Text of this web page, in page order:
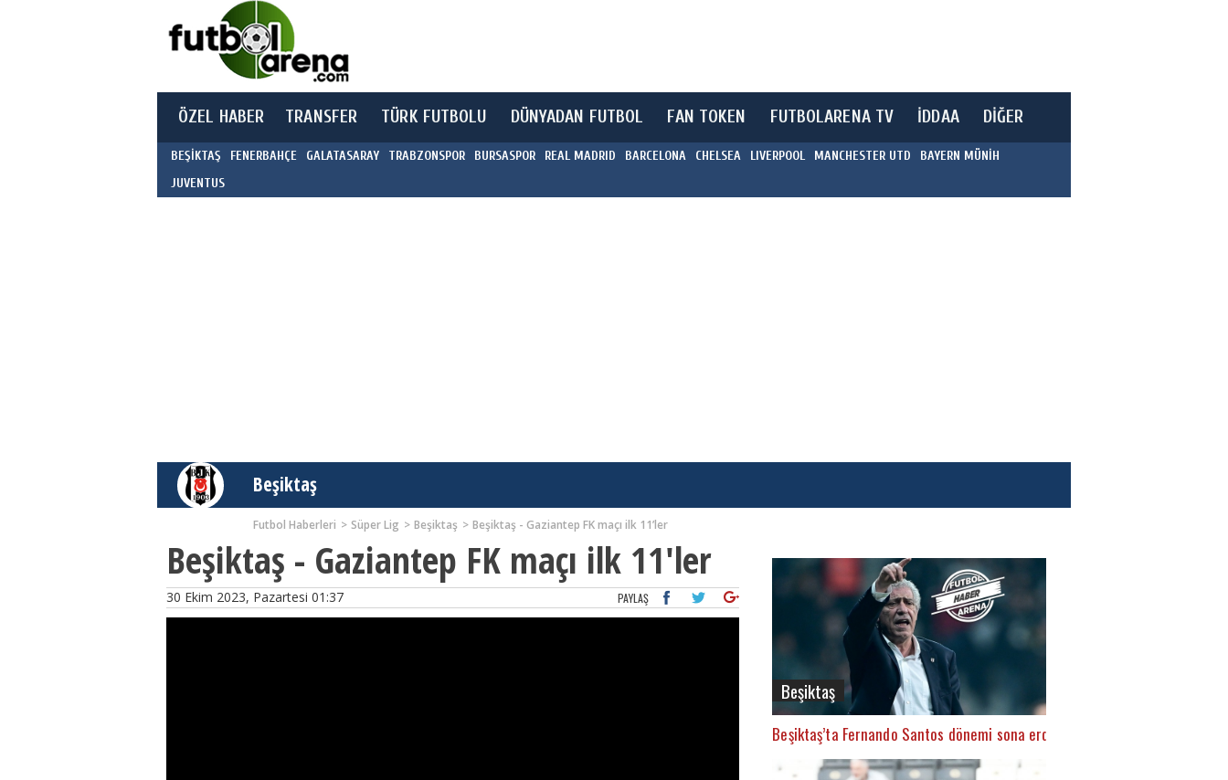
ÖZEL HABER TRANSFER TÜRK FUTBOLU DÜNYADAN FUTBOL FAN TOKEN FUTBOLARENA TV İDDAA DİĞER
BEŞİKTAŞ FENERBAHÇE GALATASARAY TRABZONSPOR BURSASPOR REAL MADRID BARCELONA CHELSEA LIVERPOOL MANCHESTER UTD
BAYERN MÜNİH
JUVENTUS
Beşiktaş
Futbol Haberleri Süper Lig Beşiktaş Beşiktaş - Gaziantep FK maçı ilk 11’ler
Beşiktaş - Gaziantep FK maçı ilk 11'ler
30 Ekim 2023, Pazartesi 01:37 PAYLAŞ
Beşiktaş
Beşiktaş’ta Fernando Santos dönemi sona erdi